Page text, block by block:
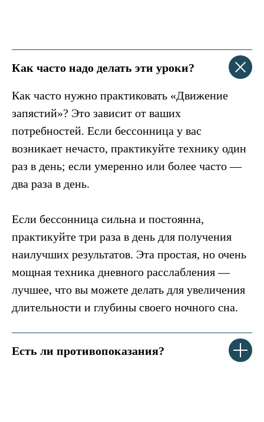
Как часто надо делать эти уроки?
Как часто нужно практиковать «Движение
запястий»? Это зависит от ваших
потребностей. Если бессонница у вас
возникает нечасто, практикуйте технику один
раз в день; если умеренно или более часто —
два раза в день.
Если бессонница сильна и постоянна,
практикуйте три раза в день для получения
наилучших результатов. Эта простая, но очень
мощная техника дневного расслабления —
лучшее, что вы можете делать для увеличения
длительности и глубины своего ночного сна.
Есть ли противопоказания?